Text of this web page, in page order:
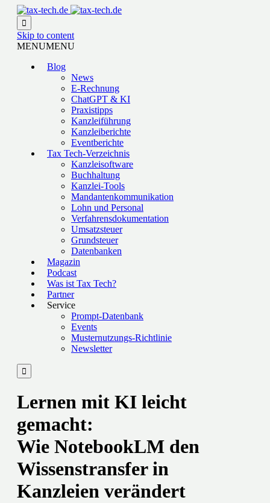

Skip to content
MENUMENU
Blog
News
E-Rechnung
ChatGPT & KI
Praxistipps
Kanzleiführung
Kanzleiberichte
Eventberichte
Tax Tech-Verzeichnis
Kanzleisoftware
Buchhaltung
Kanzlei-Tools
Mandantenkommunikation
Lohn und Personal
Verfahrensdokumentation
Umsatzsteuer
Grundsteuer
Datenbanken
Magazin
Podcast
Was ist Tax Tech?
Partner
Service
Prompt-Datenbank
Events
Musternutzungs-Richtlinie
Newsletter

Lernen mit KI leicht
gemacht:
Wie NotebookLM den
Wissenstransfer in
Kanzleien verändert